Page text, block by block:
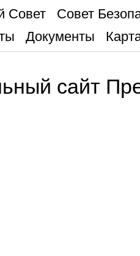
Совет
Совет
Документы
сайт